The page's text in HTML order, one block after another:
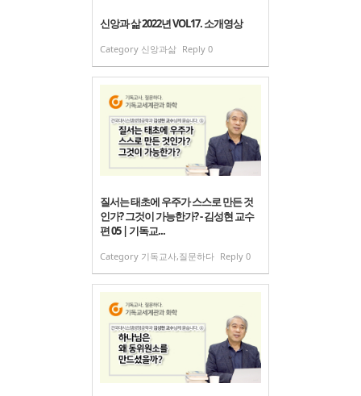
신앙과 삶 2022년 VOL17. 소개영상
Category 신앙과삶 Reply 0
질서는 태초에 우주가 스스로 만든 것
인가? 그것이 가능한가? - 김성현 교수
편 05 | 기독교...
Category 기독교사,질문하다 Reply 0